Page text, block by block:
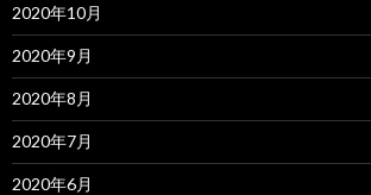
2020年10月
2020年9月
2020年8月
2020年7月
2020年6月